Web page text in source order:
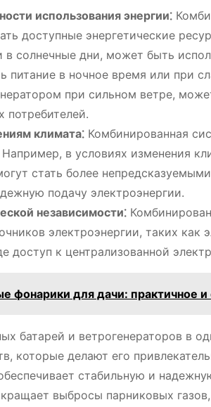
использования энергии⁚
доступные энергетические
солнечные дни, может быть
питание в ночное время или при
при сильном ветре,
потребителей.
климата⁚ Комбинированная
в условиях изменения
стать более
подачу электроэнергии.
независимости⁚
электроэнергии, таких
доступ к централизованной
фонарики для дачи: практичное
батарей и ветрогенераторов в
которые делают его
стабильную и
выбросы парниковых